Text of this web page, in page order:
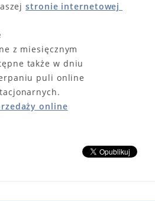
stronie internetowej
z miesięcznym
także w dniu
puli online
online